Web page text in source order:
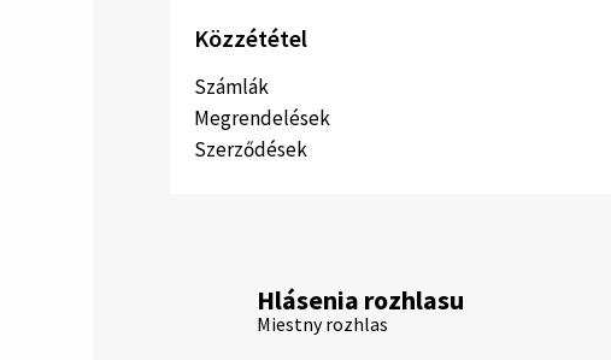
Közzététel
Számlák
Megrendelések
Szerződések
Hlásenia rozhlasu
Miestny rozhlas